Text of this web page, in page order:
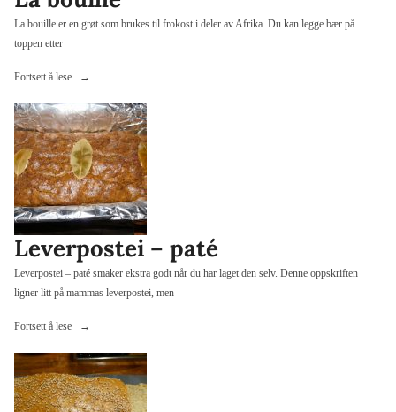
La bouille er en grøt som brukes til frokost i deler av Afrika. Du kan legge bær på
toppen etter
Fortsett å lese
«La
Leverpostei – paté
Leverpostei – paté smaker ekstra godt når du har laget den selv. Denne oppskriften
ligner litt på mammas leverpostei, men
Fortsett å lese
«Leverpostei
paté»